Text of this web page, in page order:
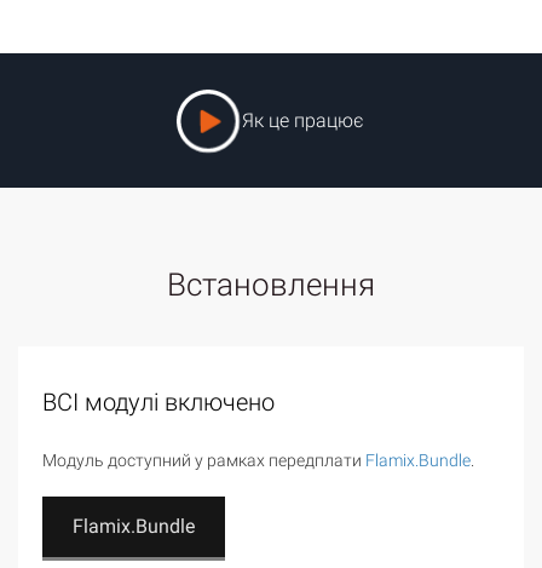
Як це працює
Встановлення
ВСІ модулі включено
Модуль доступний у рамках передплати Flamix.Bundle.
Flamix.Bundle